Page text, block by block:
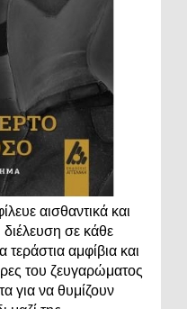
αισθαντικά και
σε κάθε
τεράστια αμφίβια και
του ζευγαρώματος
για να θυμίζουν